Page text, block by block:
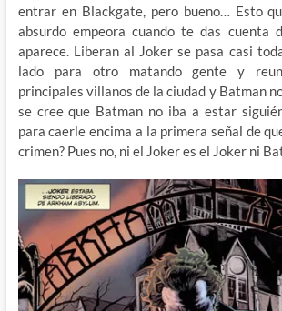
entrar en Blackgate, pero bueno… Esto
absurdo empeora cuando te das cuenta
aparece. Liberan al Joker se pasa casi
lado para otro matando gente y
principales villanos de la ciudad y Batman
se cree que Batman no iba a estar
para caerle encima a la primera señal de
crimen? Pues no, ni el Joker es el Joker ni